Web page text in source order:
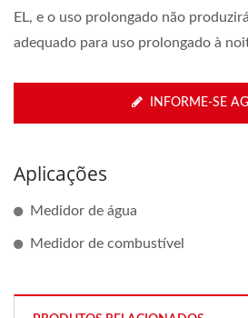
EL, e o uso prolongado não
adequado para uso prolongado à
INFORME-SE
Aplicações
Medidor de água
Medidor de combustível